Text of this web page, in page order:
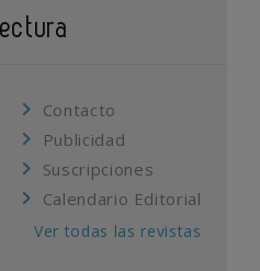
Contacto
Publicidad
Suscripciones
Calendario Editorial
Ver todas las revistas